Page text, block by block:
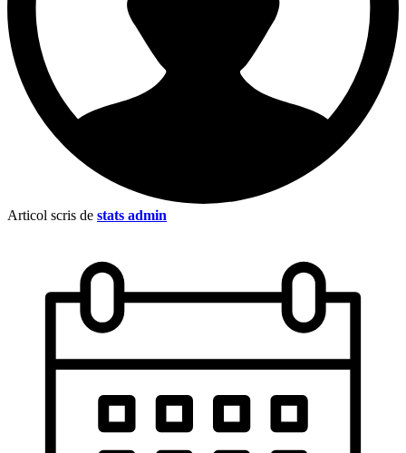
Articol scris de stats admin